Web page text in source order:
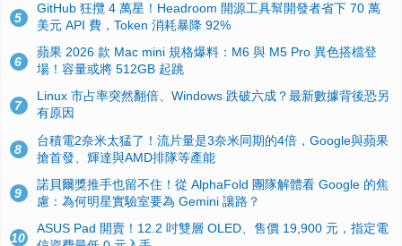
5
GitHub 狂攬 4 萬星！Headroom 開源工具幫開發者省下 70 萬
美元 API 費，Token 消耗暴降 92%
6
蘋果 2026 款 Mac mini 規格爆料：M6 與 M5 Pro 異色搭檔登
場！容量或將 512GB 起跳
7
Linux 市占率突然翻倍、Windows 跌破六成？最新數據背後恐另
有原因
8
台積電2奈米太猛了！流片量是3奈米同期的4倍，Google與蘋果
搶首發、輝達與AMD排隊等產能
9
諾貝爾獎推手也留不住！從 AlphaFold 團隊解體看 Google 的焦
慮：為何明星實驗室要為 Gemini 讓路？
10
ASUS Pad 開賣！12.2 吋雙層 OLED、售價 19,900 元，指定電